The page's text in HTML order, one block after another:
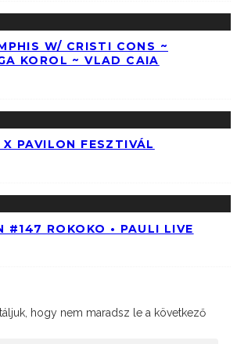
W/ CRISTI CONS ~
KOROL ~ VLAD CAIA
PAVILON FESZTIVÁL
#147 ROKOKO • PAULI LIVE
hogy nem maradsz le a következő